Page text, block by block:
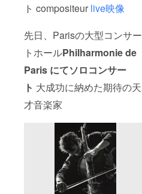
ト compositeur live映像
先日、Parisの大型コンサー
トホールPhilharmonie de
Paris にてソロコンサー
ト 大成功に納めた期待の天
才音楽家